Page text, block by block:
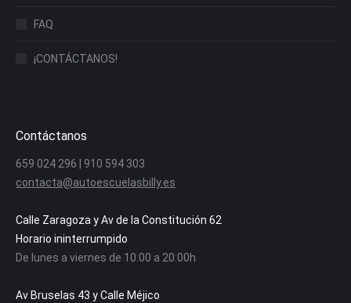
FAQ
¡CONTÁCTANOS!
Contáctanos
659 024 296 | 910 594 303
contacta@autoescuelasbilly.es
Calle Zaragoza y Av de la Constitución 62
Horario ininterrumpido
De lunes a viernes de 10:00 a 20:00h
Av Bruselas 43 y Calle Méjico